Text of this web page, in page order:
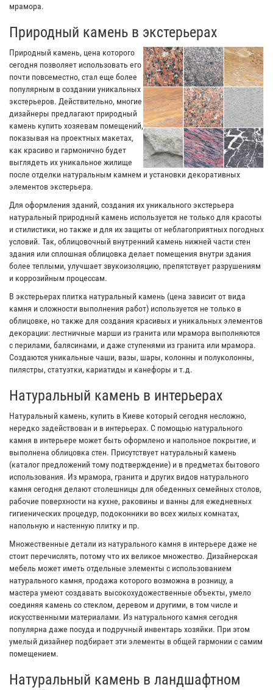
мрамора.
Природный камень в экстерьерах
Природный камень, цена которого
сегодня позволяет использовать его
почти повсеместно, стал еще более
популярным в создании уникальных
экстерьеров. Действительно, многие
дизайнеры предлагают природный
камень купить хозяевам помещений,
показывая на проектных макетах,
как красиво и гармонично будет
выглядеть их уникальное жилище
после отделки натуральным камнем и установки декоративных
элементов экстерьера.
Для оформления зданий, создания их уникального экстерьера
натуральный природный камень используется не только для красоты
и стилистики, но также и для их защиты от неблагоприятных погодных
условий. Так, облицовочный внутренний камень нижней части стен
здания или сплошная облицовка делает помещения внутри здания
более теплыми, улучшает звукоизоляцию, препятствует разрушениям
и коррозийным процессам.
В экстерьерах плитка натуральный камень (цена зависит от вида
камня и сложности выполнения работ) используется не только в
облицовке, но также для создания красивых и уникальных элементов
декорации: лестничные марши из гранита или мрамора выполняются
с перилами, балясинами, и даже ступенями из гранита или мрамора.
Создаются уникальные чаши, вазы, шары, колонны и полуколонны,
пилястры, статуэтки, кариатиды и канефоры и т.д.
Натуральный камень в интерьерах
Натуральный камень, купить в Киеве который сегодня несложно,
нередко задействован и в интерьерах. С помощью натурального
камня в интерьере может быть оформлено и напольное покрытие, и
выполнена облицовка стен. Присутствует натуральный камень
(каталог предложений тому подтверждение) и в предметах бытового
использования. Из мрамора, гранита и других видов натурального
камня сегодня делают столешницы для обеденных семейных столов,
рабочие поверхности на кухне, раковины и ванны для ежедневных
гигиенических процедур, подоконники во всех жилых комнатах,
напольную и настенную плитку и пр.
Множественные детали из натурального камня в интерьере даже не
стоит перечислять, потому что их великое множество. Дизайнерская
мебель может иметь отдельные элементы с использованием
натурального камня, продажа которого возможна в розницу, а
мастера умеют создавать высокохудожественные объекты, умело
соединяя камень со стеклом, деревом и другими, в том числе и
искусственными материалами. Из натурального камня сегодня
популярна даже посуда и подручный инвентарь хозяйки. При этом
умелый дизайнер подбирает эти элементы в общей гармонии с самим
помещением.
Натуральный камень в ландшафтном